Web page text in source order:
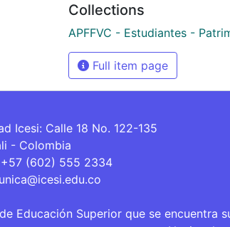
Collections
APFFVC - Estudiantes -
Full item page
Icesi: Calle 18 No. 122-135
- Colombia
(602) 555 2334
Educación Superior que se encuentra